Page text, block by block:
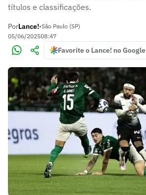
títulos e classificações.
PorLance!•São Paulo (SP)
05/06/202508:47
Favorite o Lance! no Google